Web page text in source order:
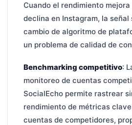
Cuando el rendimiento mejora
declina en Instagram, la señal
cambio de algoritmo de
un problema de calidad de
Benchmarking competitivo:
monitoreo de cuentas
SocialEcho permite rastrear
rendimiento de métricas
cuentas de competidores,